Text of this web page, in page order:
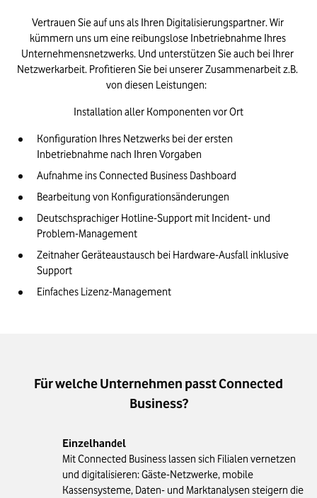
Vertrauen Sie auf uns als Ihren Digitalisierungspartner. Wir
kümmern uns um eine reibungslose Inbetriebnahme Ihres
Unternehmensnetzwerks. Und unterstützen Sie auch bei Ihrer
Netzwerkarbeit. Profitieren Sie bei unserer Zusammenarbeit z.B.
von diesen Leistungen:
Installation aller Komponenten vor Ort
Konfiguration Ihres Netzwerks bei der ersten
Inbetriebnahme nach Ihren Vorgaben
Aufnahme ins Connected Business Dashboard
Bearbeitung von Konfigurationsänderungen
Deutschsprachiger Hotline-Support mit Incident- und
Problem-Management
Zeitnaher Geräteaustausch bei Hardware-Ausfall inklusive
Support
Einfaches Lizenz-Management
Für welche Unternehmen passt Connected
Business?
Einzelhandel
Mit Connected Business lassen sich Filialen vernetzen
und digitalisieren: Gäste-Netzwerke, mobile
Kassensysteme, Daten- und Marktanalysen steigern die